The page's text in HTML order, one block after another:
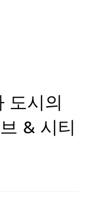
도시의
& 시티